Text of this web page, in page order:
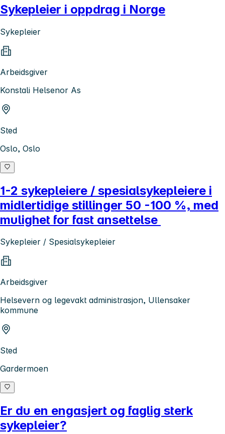
Sykepleier i oppdrag i Norge
Sykepleier
Arbeidsgiver
Konstali Helsenor As
Sted
Oslo, Oslo
1-2 sykepleiere / spesialsykepleiere i
midlertidige stillinger 50 -100 %, med
mulighet for fast ansettelse
Sykepleier / Spesialsykepleier
Arbeidsgiver
Helsevern og legevakt administrasjon, Ullensaker
kommune
Sted
Gardermoen
Er du en engasjert og faglig sterk
sykepleier?